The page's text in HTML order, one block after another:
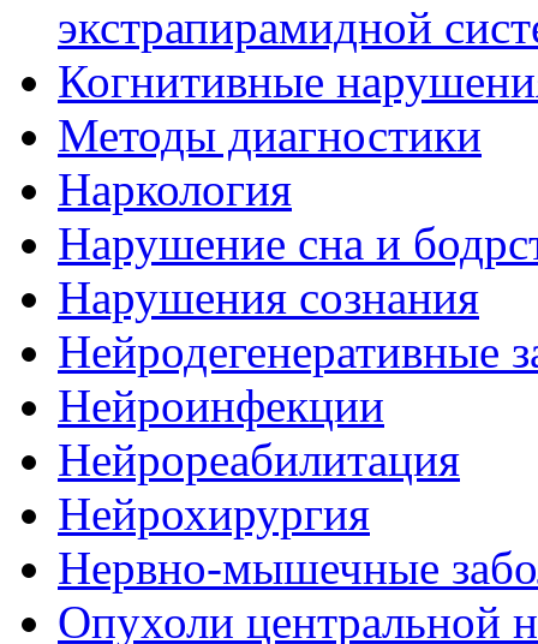
экстрапирамидной
Когнитивные
Методы диагностики
Наркология
Нарушение сна и
Нарушения сознания
Нейродегенеративные
Нейроинфекции
Нейрореабилитация
Нейрохирургия
Нервно-мышечные
Опухоли центральной